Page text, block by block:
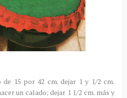
15 por 42 cm. dejar 1 y 1/2 cm.
un calado; dejar 1 1/2 cm. más y